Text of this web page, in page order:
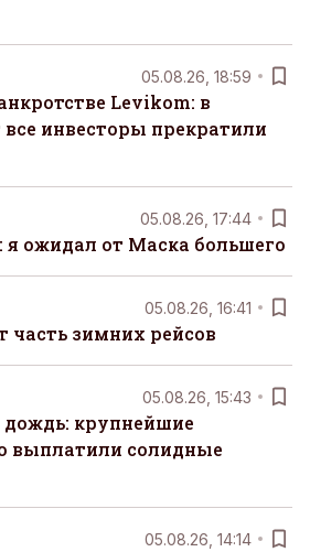
05.08.26, 18:59
Levikom: в
инвесторы прекратили
05.08.26, 17:44
я ожидал от Маска большего
05.08.26, 16:41
часть зимних рейсов
05.08.26, 15:43
крупнейшие
выплатили солидные
05.08.26, 14:14